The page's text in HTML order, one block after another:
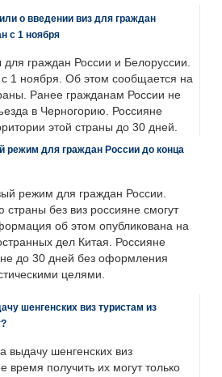
о введении виз для граждан
с 1 ноября
для граждан России и Белоруссии.
с 1 ноября. Об этом сообщается на
Ранее гражданам России не
в Черногорию. Россияне
этой страны до 30 дней.
режим для граждан России до конца
режим для граждан России.
страны без виз россияне смогут
об этом опубликована на
дел Китая. Россияне
до 30 дней без оформления
целями.
шенгенских виз туристам из
выдачу шенгенских виз
получить их могут только